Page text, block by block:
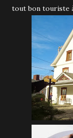
tout bon touriste